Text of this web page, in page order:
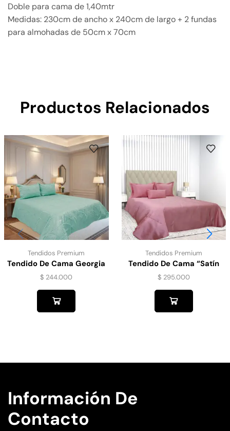
Doble para cama de 1,40mtr
Medidas: 230cm de ancho x 240cm de largo + 2 fundas
para almohadas de 50cm x 70cm
Productos Relacionados
Tendidos Premium
Tendido De Cama Georgia
Menta
$ 244.000
Tendidos Premium
Tendido De Cama “Satín
Gold” Rosa.
$ 295.000
Información De
Contacto